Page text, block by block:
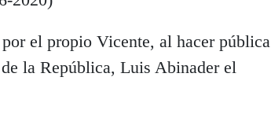
el propio Vicente, al hacer pública
la República, Luis Abinader el